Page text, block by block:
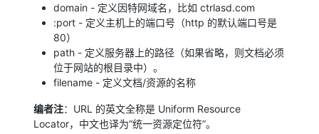
domain - 定义因特网域名，比如 ctrlasd.com
:port - 定义主机上的端口号（http 的默认端口号是
80）
path - 定义服务器上的路径（如果省略，则文档必须
位于网站的根目录中）。
filename - 定义文档/资源的名称
编者注：URL 的英文全称是 Uniform Resource
Locator，中文也译为“统一资源定位符”。